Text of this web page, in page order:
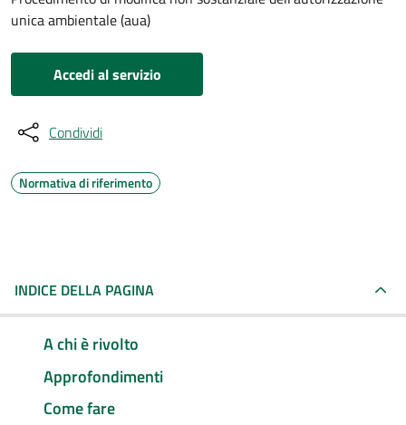
unica ambientale (aua)
Accedi al servizio
Condividi
Normativa di riferimento
INDICE DELLA PAGINA
A chi è rivolto
Approfondimenti
Come fare